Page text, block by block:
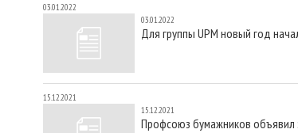
03.01.2022
03.01.2022
Для группы UPM новый год
15.12.2021
15.12.2021
Профсоюз бумажников объявил